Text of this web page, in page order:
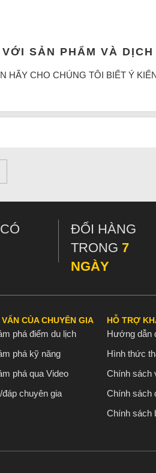
SẢN PHẨM VÀ
HÃY CHO CHÚNG TÔI BIẾT Ý
ĐỔI HÀNG
TRONG 7
NGÀY
CỦA CHUYÊN GIA
phá điểm du lịch
phá kỹ năng
phá qua Video
đáp chuyên gia
HỖ TRỢ
Hướng dẫn
Hình thức
Chính sách
Chính sách
Chính sách